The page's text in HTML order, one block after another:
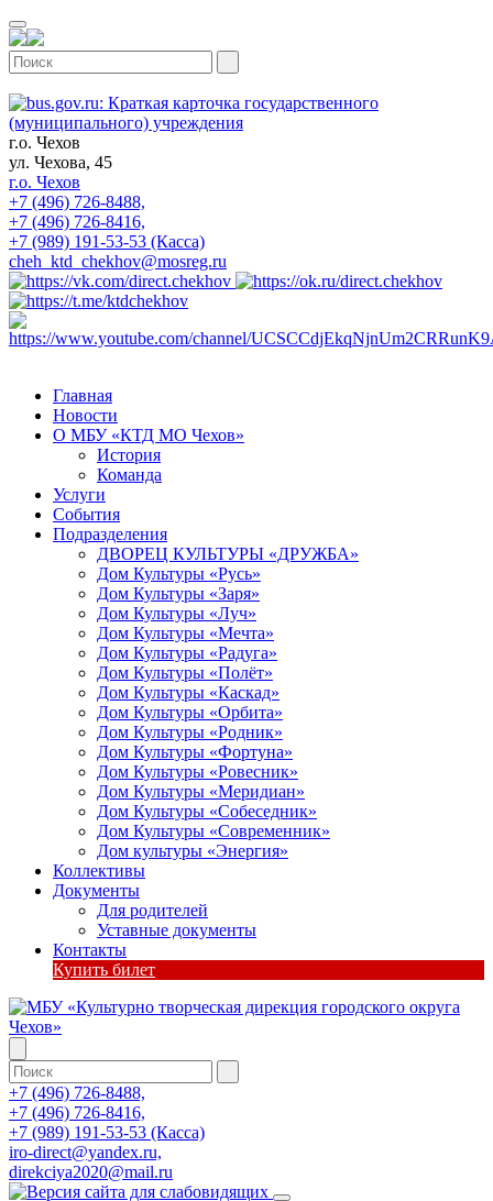
г.о. Чехов
ул. Чехова, 45
г.о. Чехов
+7 (496) 726-8488,
+7 (496) 726-8416,
+7 (989) 191-53-53 (Касса)
cheh_ktd_chekhov@mosreg.ru
Главная
Новости
О МБУ «КТД МО Чехов»
История
Команда
Услуги
События
Подразделения
ДВОРЕЦ КУЛЬТУРЫ «ДРУЖБА»
Дом Культуры «Русь»
Дом Культуры «Заря»
Дом Культуры «Луч»
Дом Культуры «Мечта»
Дом Культуры «Радуга»
Дом Культуры «Полёт»
Дом Культуры «Каскад»
Дом Культуры «Орбита»
Дом Культуры «Родник»
Дом Культуры «Фортуна»
Дом Культуры «Ровесник»
Дом Культуры «Меридиан»
Дом Культуры «Собеседник»
Дом Культуры «Современник»
Дом культуры «Энергия»
Коллективы
Документы
Для родителей
Уставные документы
Контакты
Купить билет
+7 (496) 726-8488,
+7 (496) 726-8416,
+7 (989) 191-53-53 (Касса)
iro-direct@yandex.ru,
direkciya2020@mail.ru